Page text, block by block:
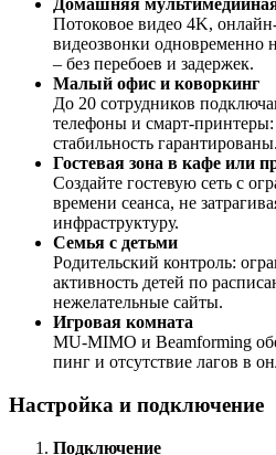
Домашняя
Потоковое видео 4K,
видеозвонки одновременно
– без перебоев и задержек.
Малый офис и коворкинг
До 20 сотрудников
телефоны и смарт-
стабильность гарантированы.
Гостевая зона в кафе или
Создайте гостевую сеть с
времени сеанса, не
инфраструктуру.
Семья с детьми
Родительский контроль:
активность детей по
нежелательные сайты.
Игровая комната
MU-MIMO и Beamforming
пинг и отсутствие лагов в
Настройка и подключение
Подключение